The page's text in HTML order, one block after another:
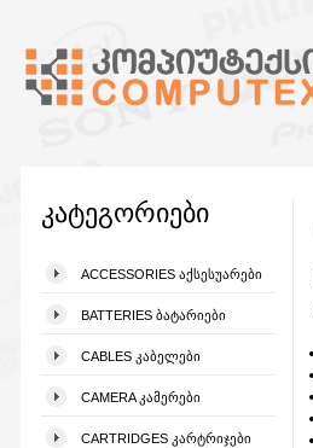
კატეგორიები
ACCESSORIES ᲐᲥᲡᲔᲡᲣᲐᲠᲔᲑᲘ
BATTERIES ᲑᲐᲢᲐᲠᲘᲔᲑᲘ
CABLES ᲙᲐᲑᲔᲚᲔᲑᲘ
CAMERA ᲙᲐᲛᲔᲠᲔᲑᲘ
CARTRIDGES ᲙᲐᲠᲢᲠᲘᲯᲔᲑᲘ